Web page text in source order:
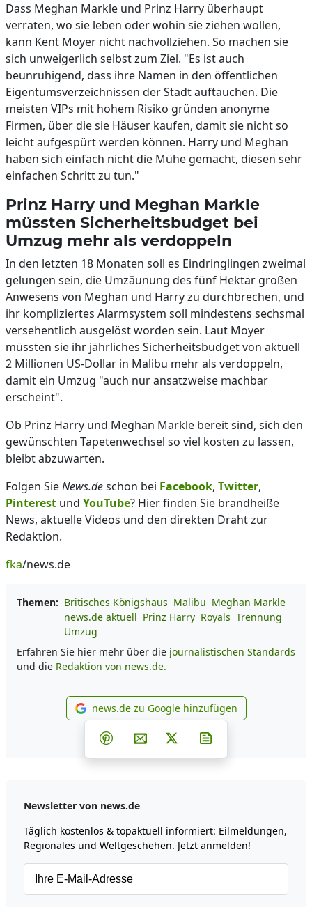
Dass Meghan Markle und Prinz Harry überhaupt
verraten, wo sie leben oder wohin sie ziehen wollen,
kann Kent Moyer nicht nachvollziehen. So machen sie
sich unweigerlich selbst zum Ziel. "Es ist auch
beunruhigend, dass ihre Namen in den öffentlichen
Eigentumsverzeichnissen der Stadt auftauchen. Die
meisten VIPs mit hohem Risiko gründen anonyme
Firmen, über die sie Häuser kaufen, damit sie nicht so
leicht aufgespürt werden können. Harry und Meghan
haben sich einfach nicht die Mühe gemacht, diesen sehr
einfachen Schritt zu tun."
Prinz Harry und Meghan Markle
müssten Sicherheitsbudget bei
Umzug mehr als verdoppeln
In den letzten 18 Monaten soll es Eindringlingen zweimal
gelungen sein, die Umzäunung des fünf Hektar großen
Anwesens von Meghan und Harry zu durchbrechen, und
ihr kompliziertes Alarmsystem soll mindestens sechsmal
versehentlich ausgelöst worden sein. Laut Moyer
müssten sie ihr jährliches Sicherheitsbudget von aktuell
2 Millionen US-Dollar in Malibu mehr als verdoppeln,
damit ein Umzug "auch nur ansatzweise machbar
erscheint".
Ob Prinz Harry und Meghan Markle bereit sind, sich den
gewünschten Tapetenwechsel so viel kosten zu lassen,
bleibt abzuwarten.
Folgen SieNews.deschon bei Facebook, Twitter,
Pinterest und YouTube? Hier finden Sie brandheiße
News, aktuelle Videos und den direkten Draht zur
Redaktion.
fka/news.de
Themen: Britisches Königshaus Malibu Meghan Markle
news.de aktuell Prinz Harry Royals Trennung
Umzug
Erfahren Sie hier mehr über die journalistischen Standards
und die Redaktion von news.de.
news.de zu Google
news.de zu Google hinzufügen
Teilen auf Facebook
Teilen auf Whatsapp
Teilen auf Telegram
Teilen auf Pinterest
Per E-Mail teilen
Post auf X
Newsletter von news.de
Täglich kostenlos & topaktuell informiert: Eilmeldungen,
Regionales und Weltgeschehen. Jetzt anmelden!